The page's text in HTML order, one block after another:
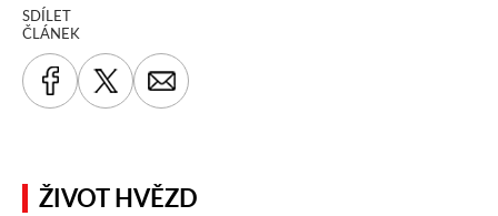
SDÍLET
ČLÁNEK
ŽIVOT HVĚZD